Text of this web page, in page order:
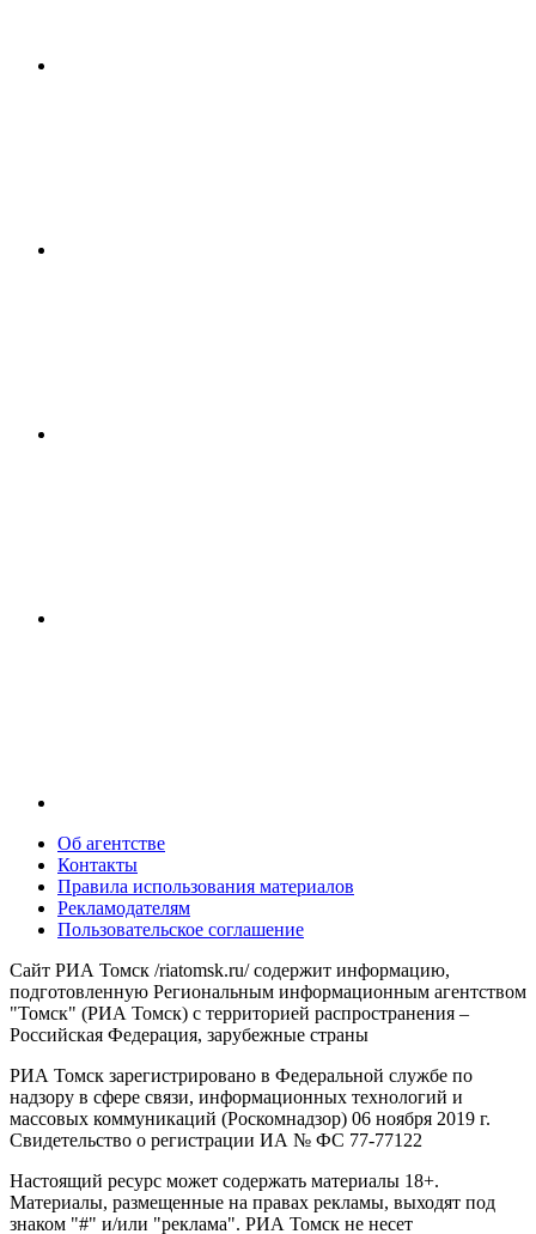
Об агентстве
Контакты
Правила использования материалов
Рекламодателям
Пользовательское соглашение
Сайт РИА Томск /riatomsk.ru/ содержит информацию,
подготовленную Региональным информационным агентством
"Томск" (РИА Томск) с территорией распространения –
Российская Федерация, зарубежные страны
РИА Томск зарегистрировано в Федеральной службе по
надзору в сфере связи, информационных технологий и
массовых коммуникаций (Роскомнадзор) 06 ноября 2019 г.
Свидетельство о регистрации ИА № ФС 77-77122
Настоящий ресурс может содержать материалы 18+.
Материалы, размещенные на правах рекламы, выходят под
знаком "#" и/или "реклама". РИА Томск не несет